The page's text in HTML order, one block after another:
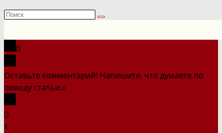
Поиск
сайте
0
Оставьте комментарий! Напишите, что думаете по
поводу статьи.x
()
x